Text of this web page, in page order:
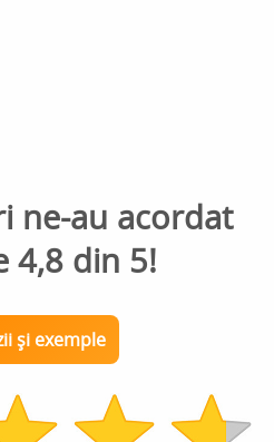
ne-au acordat
4,8 din 5!
și exemple